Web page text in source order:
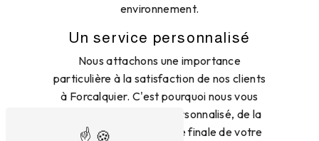
environnement.
Un service personnalisé
Nous attachons une importance
particulière à la satisfaction de nos clients
à Forcalquier. C'est pourquoi nous vous
proposons un service personnalisé, de la
prise de mesure à la pose finale de votre